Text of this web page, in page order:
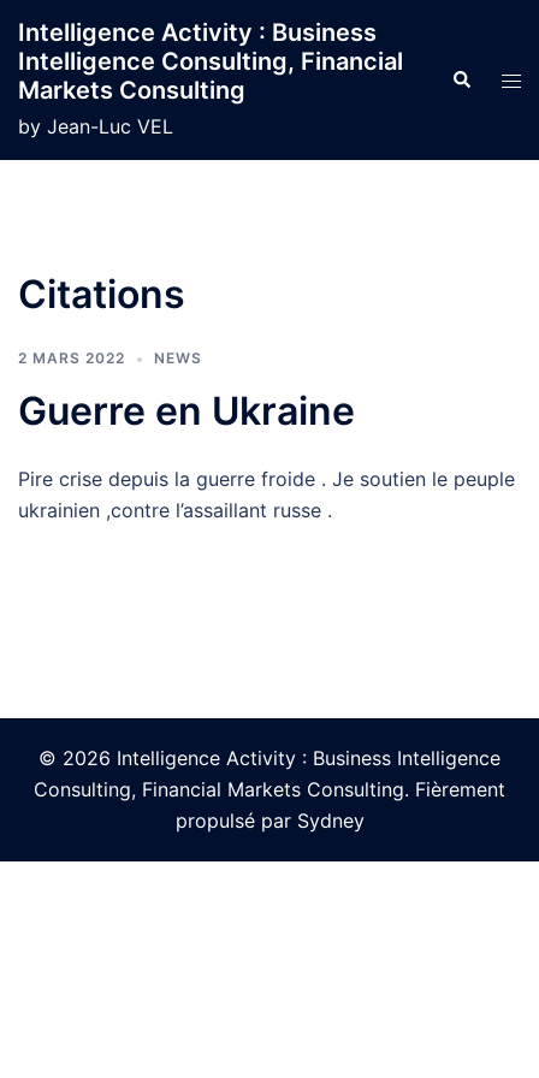
au
contenu
Intelligence Activity : Business
Intelligence Consulting, Financial
Markets Consulting
by Jean-Luc VEL
Citations
2 MARS 2022 NEWS
Guerre en Ukraine
Pire crise depuis la guerre froide . Je soutien le peuple
ukrainien ,contre l’assaillant russe .
© 2026 Intelligence Activity : Business Intelligence
Consulting, Financial Markets Consulting. Fièrement
propulsé par Sydney